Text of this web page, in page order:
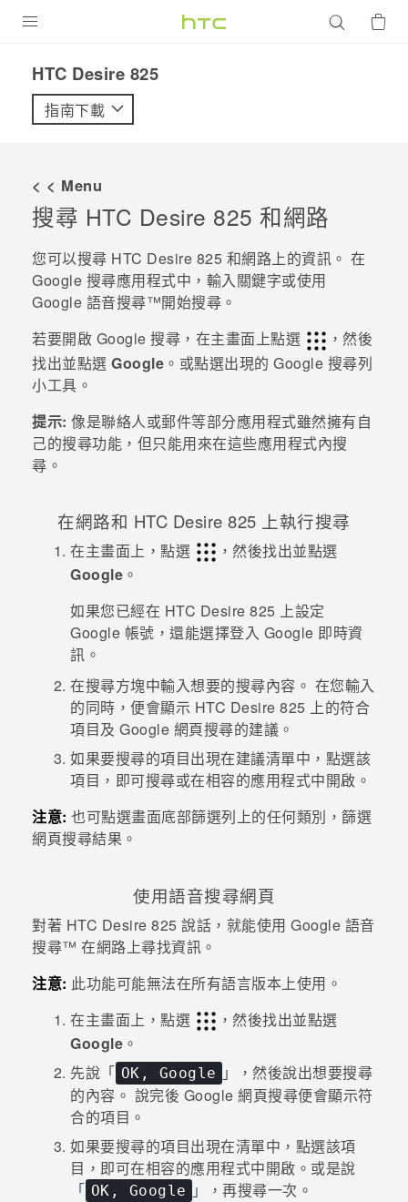
VIVE
配件
優惠專區
校園專案
企業採購
銷售通路
支援服務
登入
HTC Desire 825‎
指南下載
< < Menu
搜尋 HTC Desire 825 和網路
您可以搜尋 HTC Desire 825 和網路上的資訊。 在
Google 搜尋應用程式中，輸入關鍵字或使用
Google 語音搜尋™開始搜尋。
若要開啟 Google 搜尋 ，在主畫面上點選
，然後
找出並點選 Google 。或點選出現的 Google 搜尋列
小工具。
提示: 像是聯絡人或郵件等部分應用程式雖然擁有自
己的搜尋功能，但只能用來在這些應用程式內搜
尋。
在網路和 HTC Desire 825 上執行搜尋
在主畫面上，點選
，然後找出並點選
Google 。
如果您已經在 HTC Desire 825 上設定
Google 帳號，還能選擇登入 Google 即時資
訊 。
在搜尋方塊中輸入想要的搜尋內容。 在您輸入
的同時，便會顯示 HTC Desire 825 上的符合
項目及 Google 網頁搜尋的建議。
如果要搜尋的項目出現在建議清單中，點選該
項目，即可搜尋或在相容的應用程式中開啟。
注意: 也可點選畫面底部篩選列上的任何類別，篩選
網頁搜尋結果。
使用語音搜尋網頁
對著 HTC Desire 825 說話，就能使用 Google 語音
搜尋™ 在網路上尋找資訊。
注意: 此功能可能無法在所有語言版本上使用。
在主畫面上，點選
，然後找出並點選
Google 。
先說「 OK, Google
」，然後說出想要搜尋
的內容。 說完後 Google 網頁搜尋便會顯示符
合的項目。
如果要搜尋的項目出現在清單中，點選該項
目，即可在相容的應用程式中開啟。或是說
「 OK, Google 」，再搜尋一次。